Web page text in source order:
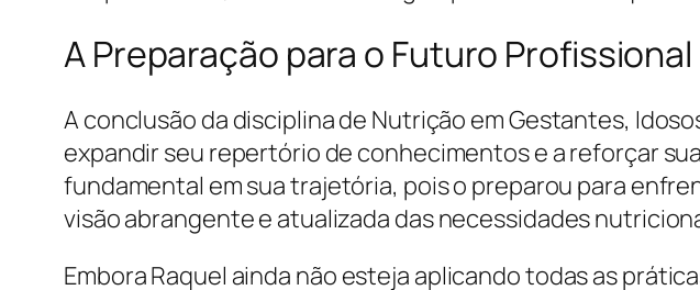
A Preparação para o Futuro Profissional
A conclusão da disciplina de Nutrição em Gestantes,
expandir seu repertório de conhecimentos e a reforçar
fundamental em sua trajetória, pois o preparou para
visão abrangente e atualizada das necessidades
Embora Raquel ainda não esteja aplicando todas as